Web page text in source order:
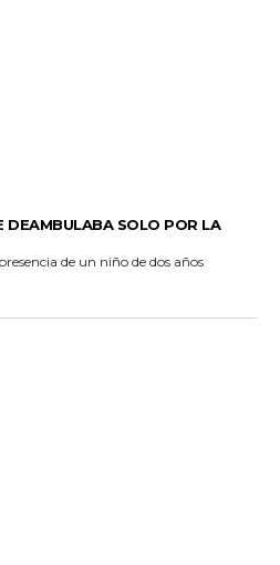
DEAMBULABA SOLO POR LA